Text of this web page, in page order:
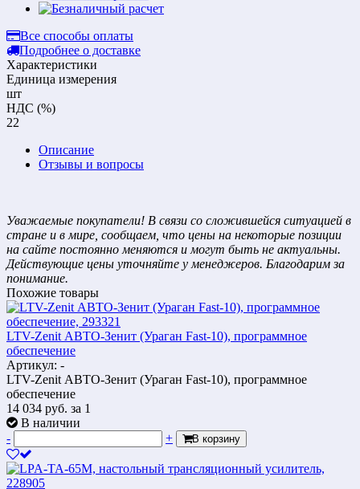
Все способы оплаты
Подробнее о доставке
Характеристики
Единица измерения
шт
НДС (%)
22
Описание
Отзывы и вопросы
Уважаемые покупатели! В связи со сложившейся ситуацией в
стране и в мире, сообщаем, что цены на некоторые позиции
на сайте постоянно меняются и могут быть не актуальны.
Действующие цены уточняйте у менеджеров. Благодарим за
понимание.
Похожие товары
LTV-Zenit АВТО-Зенит (Ураган Fast-10), программное
обеспечение
Артикул: -
LTV-Zenit АВТО-Зенит (Ураган Fast-10), программное
обеспечение
14 034 руб. за 1
В наличии
-
+ В корзину